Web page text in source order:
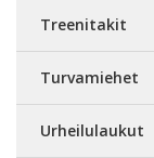
Treenitakit
Turvamiehet
Urheilulaukut